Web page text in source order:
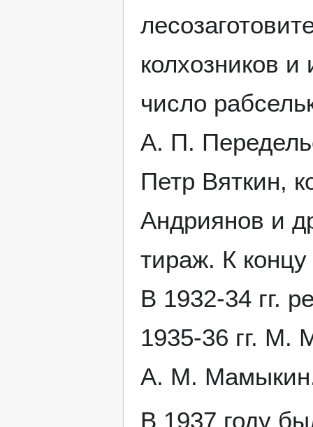
колхозников
число
А. П.
Петр Вяткин,
Андриянов и
тираж. К концу
В 1932-34 гг.
1935-36 гг. М.
А. М.
В 1937 году